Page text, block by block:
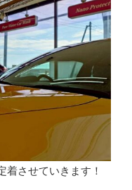
着させていきます！